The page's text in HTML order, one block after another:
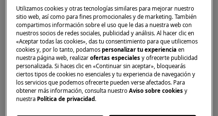
mencionados anteriormente, le recomendamos
que se comunique con un electricista
profesional para resolver los problemas.
1. Asegúrese de que el fusible es suficiente
para la carga eléctrica
Compruebe con su electricista si tiene el
tamaño de fusible adecuado y si la placa está
conectada a un grupo de fusibles separado.
Utilizamos cookies y otras tecnologías similares para mejorar nuestro
sitio web, así como para fines promocionales y de marketing. También
compartimos información sobre el uso que le das a nuestra web con
nuestros socios de redes sociales, publicidad y análisis. Al hacer clic en
«Aceptar todas las cookies», das tu consentimiento para que utilicemos
cookies y, por lo tanto, podamospersonalizar tu experienciaen
nuestra página web, realizarofertas especiales y ofrecerte publicidad
personalizada. Si haces clic en «Continuar sin aceptar», bloquearás
ciertos tipos de cookies no esenciales y tu experiencia de navegación y
los servicios que podemos ofrecerte pueden verse afectados. Para
obtener más información, consulta nuestroAviso sobre cookies y
nuestra Política de privacidad .